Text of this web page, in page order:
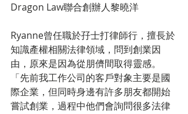
Dragon Law聯合創辦人黎曉洋
Ryanne曾任職於孖士打律師行，擅長於
知識產權相關法律領域，問到創業因
由，原來是因為從朋儕間取得靈感。
「先前我工作公司的客戶對象主要是國
際企業，但同時身邊有許多朋友都開始
嘗試創業，過程中他們會詢問很多法律